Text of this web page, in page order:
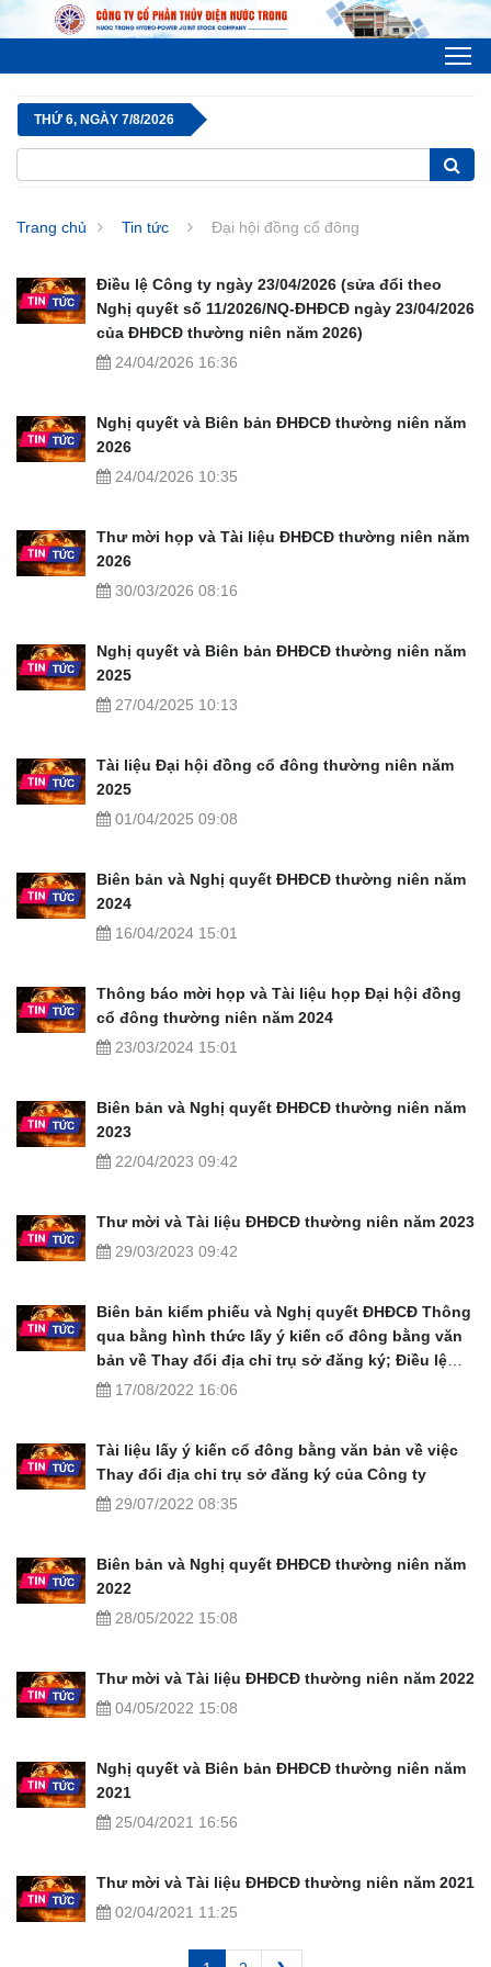
THỨ 6, NGÀY 7/8/2026
Trang chủ Tin tức Đại hội đồng cổ đông
Điều lệ Công ty ngày 23/04/2026 (sửa đổi theo
Nghị quyết số 11/2026/NQ-ĐHĐCĐ ngày 23/04/2026
của ĐHĐCĐ thường niên năm 2026)
24/04/2026 16:36
Nghị quyết và Biên bản ĐHĐCĐ thường niên năm
2026
24/04/2026 10:35
Thư mời họp và Tài liệu ĐHĐCĐ thường niên năm
2026
30/03/2026 08:16
Nghị quyết và Biên bản ĐHĐCĐ thường niên năm
2025
27/04/2025 10:13
Tài liệu Đại hội đồng cổ đông thường niên năm
2025
01/04/2025 09:08
Biên bản và Nghị quyết ĐHĐCĐ thường niên năm
2024
16/04/2024 15:01
Thông báo mời họp và Tài liệu họp Đại hội đồng
cổ đông thường niên năm 2024
23/03/2024 15:01
Biên bản và Nghị quyết ĐHĐCĐ thường niên năm
2023
22/04/2023 09:42
Thư mời và Tài liệu ĐHĐCĐ thường niên năm 2023
29/03/2023 09:42
Biên bản kiểm phiếu và Nghị quyết ĐHĐCĐ Thông
qua bằng hình thức lấy ý kiến cổ đông bằng văn
bản về Thay đổi địa chỉ trụ sở đăng ký; Điều lệ
Công ty
17/08/2022 16:06
Tài liệu lấy ý kiến cổ đông bằng văn bản về việc
Thay đổi địa chỉ trụ sở đăng ký của Công ty
29/07/2022 08:35
Biên bản và Nghị quyết ĐHĐCĐ thường niên năm
2022
28/05/2022 15:08
Thư mời và Tài liệu ĐHĐCĐ thường niên năm 2022
04/05/2022 15:08
Nghị quyết và Biên bản ĐHĐCĐ thường niên năm
2021
25/04/2021 16:56
Thư mời và Tài liệu ĐHĐCĐ thường niên năm 2021
02/04/2021 11:25